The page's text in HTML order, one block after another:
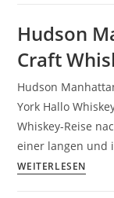
Hudson
Craft
Hudson
York Hallo
Whiskey-Reise
einer langen und
WEITERLESEN